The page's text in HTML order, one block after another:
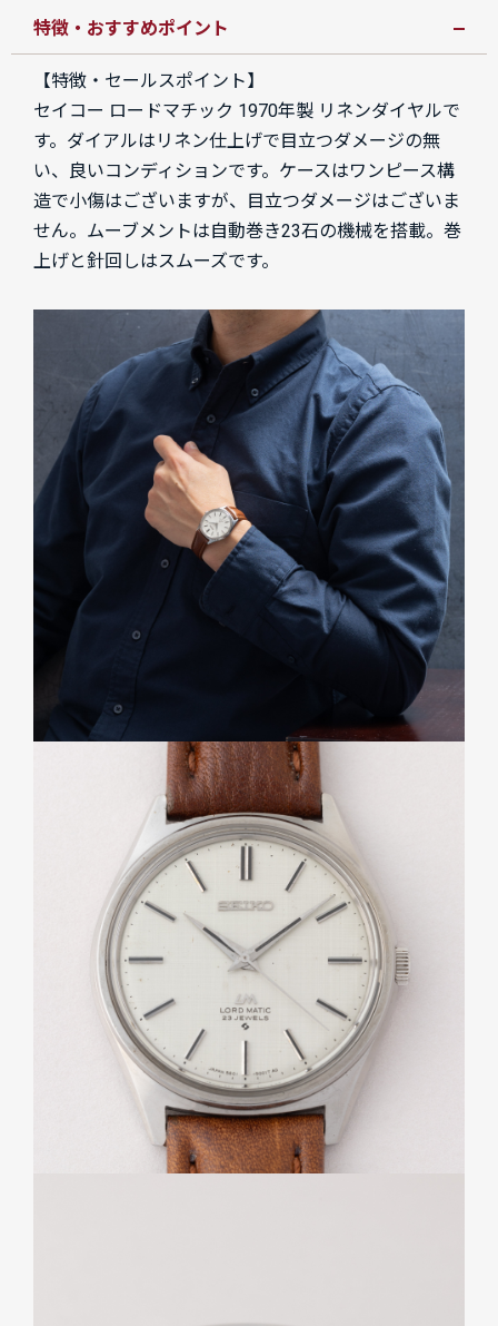
特徴・おすすめポイント
【特徴・セールスポイント】
セイコー ロードマチック 1970年製 リネンダイヤルで
す。ダイアルはリネン仕上げで目立つダメージの無
い、良いコンディションです。ケースはワンピース構
造で小傷はございますが、目立つダメージはございま
せん。 ムーブメントは自動巻き23石の機械を搭載。巻
上げと針回しはスムーズです。